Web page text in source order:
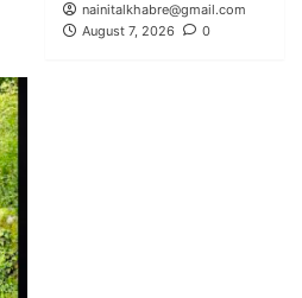
nainitalkhabre@gmail.com
August 7, 2026
0